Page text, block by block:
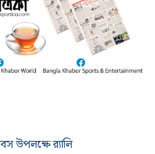
উপলক্ষে র‌্যালি